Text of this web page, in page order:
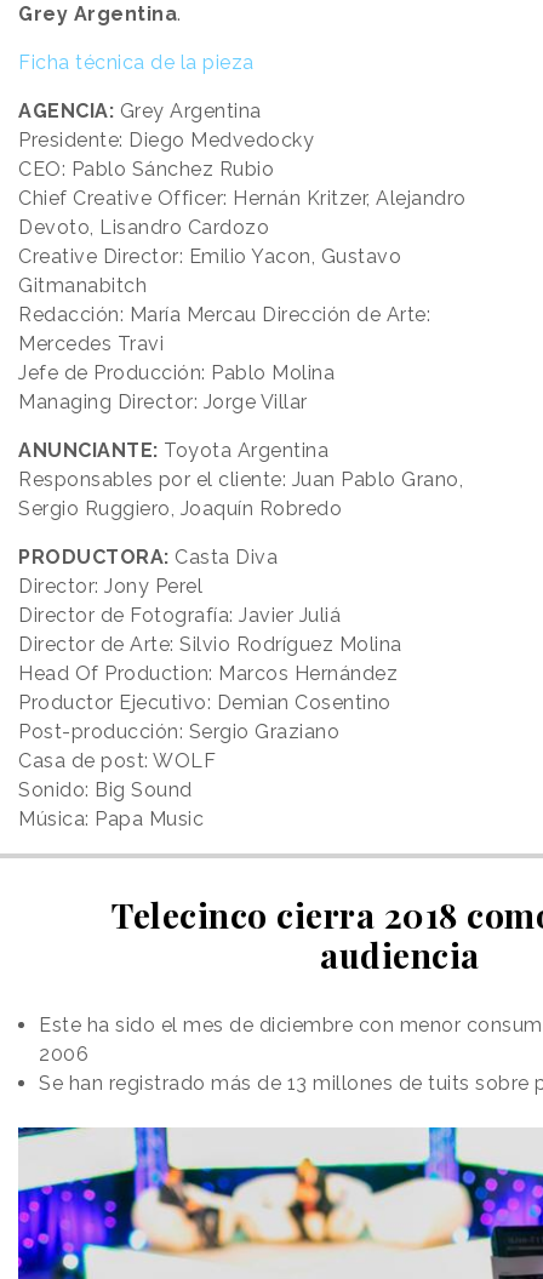
Grey Argentina.
Ficha técnica de la pieza
AGENCIA: Grey Argentina
Presidente: Diego Medvedocky
CEO: Pablo Sánchez Rubio
Chief Creative Officer: Hernán Kritzer, Alejandro
Devoto, Lisandro Cardozo
Creative Director: Emilio Yacon, Gustavo
Gitmanabitch
Redacción: María Mercau Dirección de Arte:
Mercedes Travi
Jefe de Producción: Pablo Molina
Managing Director: Jorge Villar
ANUNCIANTE: Toyota Argentina
Responsables por el cliente: Juan Pablo Grano,
Sergio Ruggiero, Joaquín Robredo
PRODUCTORA: Casta Diva
Director: Jony Perel
Director de Fotografía: Javier Juliá
Director de Arte: Silvio Rodríguez Molina
Head Of Production: Marcos Hernández
Productor Ejecutivo: Demian Cosentino
Post-producción: Sergio Graziano
Casa de post: WOLF
Sonido: Big Sound
Música: Papa Music
Telecinco cierra 2018
audiencia
Este ha sido el mes de diciembre con menor
2006
Se han registrado más de 13 millones de tuits sobre